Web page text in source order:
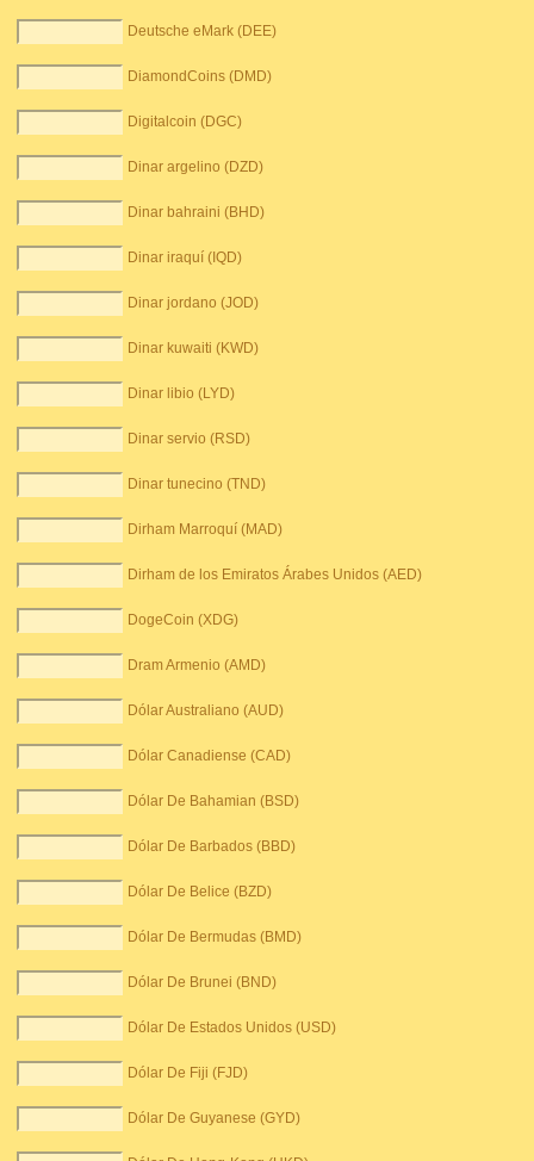
Deutsche eMark (DEE)
DiamondCoins (DMD)
Digitalcoin (DGC)
Dinar argelino (DZD)
Dinar bahraini (BHD)
Dinar iraquí (IQD)
Dinar jordano (JOD)
Dinar kuwaiti (KWD)
Dinar libio (LYD)
Dinar servio (RSD)
Dinar tunecino (TND)
Dirham Marroquí (MAD)
Dirham de los Emiratos Árabes Unidos (AED)
DogeCoin (XDG)
Dram Armenio (AMD)
Dólar Australiano (AUD)
Dólar Canadiense (CAD)
Dólar De Bahamian (BSD)
Dólar De Barbados (BBD)
Dólar De Belice (BZD)
Dólar De Bermudas (BMD)
Dólar De Brunei (BND)
Dólar De Estados Unidos (USD)
Dólar De Fiji (FJD)
Dólar De Guyanese (GYD)